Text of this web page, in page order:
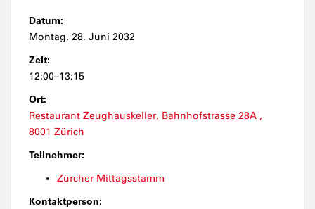
Datum:
Montag, 28. Juni 2032
Zeit:
12:00–13:15
Ort:
Restaurant Zeughauskeller, Bahnhofstrasse 28A ,
8001 Zürich
Teilnehmer:
Zürcher Mittagsstamm
Kontaktperson: